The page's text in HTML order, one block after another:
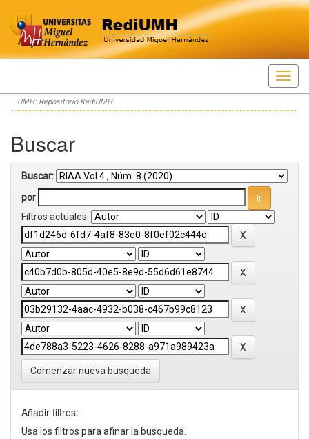
Skip
navigation
UMH: Repositorio RediUMH
Buscar
Buscar:
por
Filtros actuales:
Comenzar nueva busqueda
Añadir filtros:
Usa los filtros para afinar la busqueda.